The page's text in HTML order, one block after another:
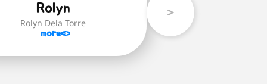
Rolyn
Rolyn Dela Torre
more